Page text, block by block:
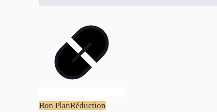
Bon PlanRéduction